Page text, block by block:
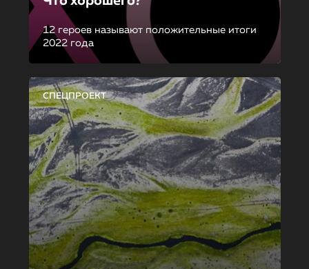
12 героев называют положительные итоги
2022 года
СПЕЦПРОЕКТ